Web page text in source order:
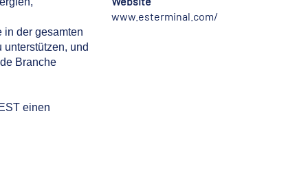
in der gesamten
und
Branche
einen
www.esterminal.com/